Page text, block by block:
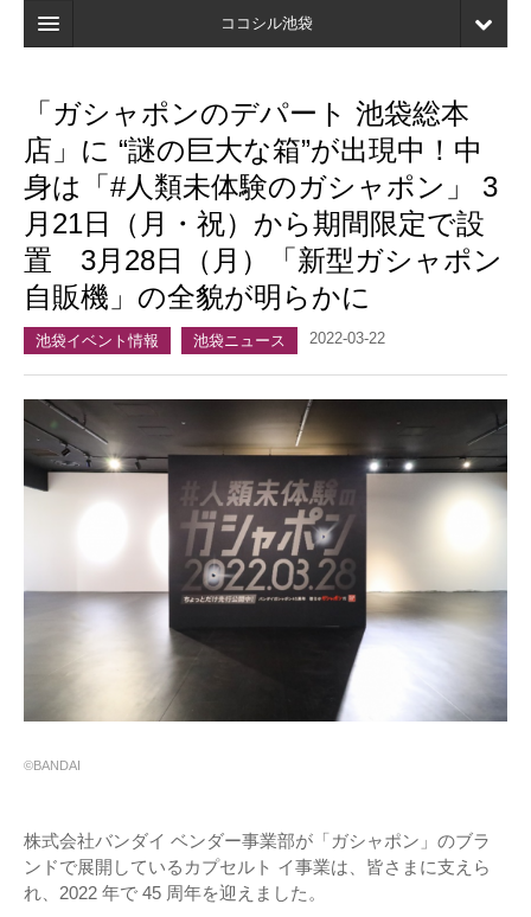
ココシル池袋
検索
店舗・施設最新情報
口コミ
マイページ
ブックマーク
「ガシャポンのデパート 池袋総本
店」に “謎の巨大な箱”が出現中！中
身は「#人類未体験のガシャポン」 3
月21日（月・祝）から期間限定で設
置 3月28日（月）「新型ガシャポン
自販機」の全貌が明らかに
池袋イベント情報 池袋ニュース 2022-03-22
©BANDAI
株式会社バンダイ ベンダー事業部が「ガシャポン」のブラ
ンドで展開しているカプセルト イ事業は、皆さまに支えら
れ、2022 年で 45 周年を迎えました。